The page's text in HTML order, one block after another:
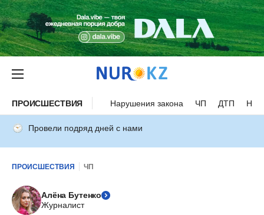
ПРОИСШЕСТВИЯ Нарушения закона ЧП ДТП
Провели подряд дней с нами
ПРОИСШЕСТВИЯ ЧП
Алёна Бутенко
Журналист